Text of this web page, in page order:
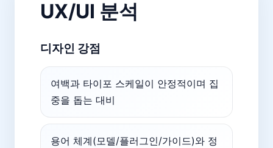
UX/UI 분석
디자인 강점
여백과 타이포 스케일이 안정적이며 집
중을 돕는 대비
용어 체계(모델/플러그인/가이드)와 정